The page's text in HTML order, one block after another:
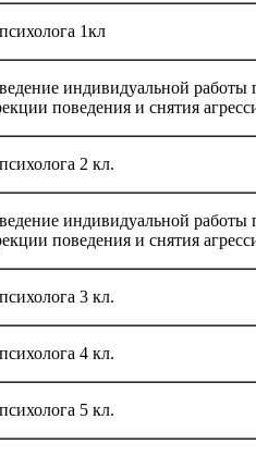
1кл
индивидуальной работы
поведения и снятия
2 кл.
индивидуальной работы
поведения и снятия
3 кл.
4 кл.
5 кл.